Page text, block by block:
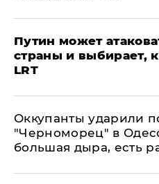
Путин может
страны и выбирает,
LRT
Оккупанты ударили
"Черноморец" в
большая дыра, есть